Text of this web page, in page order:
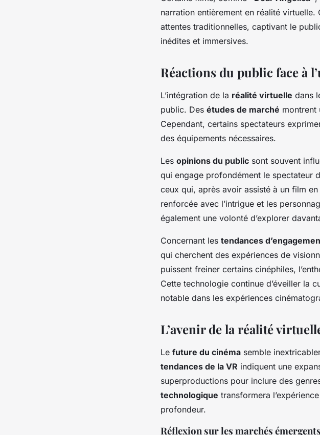
narration entièrement en réalité
attentes traditionnelles, captivant le
inédites et immersives.
Réactions du public face à
L’intégration de la réalité virtuelle dans
public. Des études de marché montrent
Cependant, certains spectateurs
des équipements nécessaires.
Les opinions du public sont souvent
qui engage profondément le spectateur
ceux qui, après avoir assisté à un film en
renforcée avec l’intrigue et les
également une volonté d’explorer
Concernant les tendances
qui cherchent des expériences de
puissent freiner certains cinéphiles,
Cette technologie continue d’éveiller la
notable dans les expériences
L’avenir de la réalité
Le future du cinéma semble
tendances de la VR indiquent une
superproductions pour inclure des
technologique transformera
profondeur.
Réflexion sur les marchés émergents